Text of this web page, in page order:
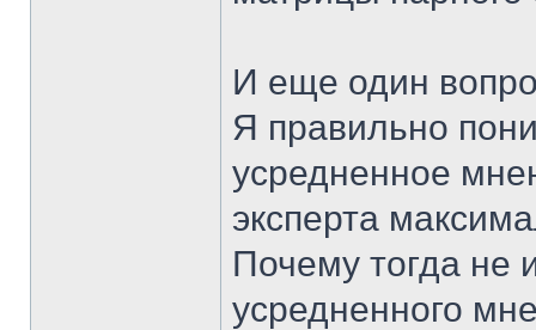
И еще один
Я правильно
усредненное
эксперта
Почему тогда не
усредненного